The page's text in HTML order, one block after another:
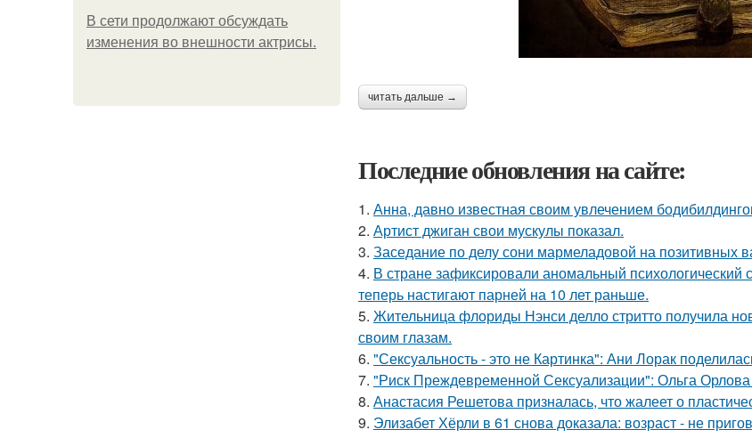
В сети продолжают обсуждать
изменения во внешности актрисы.
читать дальше →
Последние обновления на сайте:
1. Анна, давно известная своим увлечением
2. Артист джиган свои мускулы показал.
3. Заседание по делу сони мармеладовой на позитивных
4. В стране зафиксировали аномальный психологический
теперь настигают парней на 10 лет раньше.
5. Жительница флориды Нэнси делло стритто получила
своим глазам.
6. "Сексуальность - это не Картинка": Ани Лорак
7. "Риск Преждевременной Сексуализации": Ольга Орлова
8. Анастасия Решетова призналась, что жалеет о
9. Элизабет Хёрли в 61 снова доказала: возраст - не